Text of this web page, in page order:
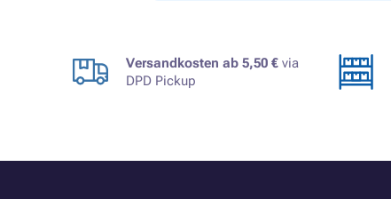
Versandkosten ab 5,50 € via
DPD Pickup